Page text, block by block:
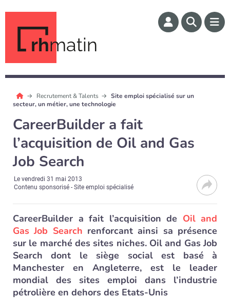
rhmatin
Recrutement & Talents
Site emploi spécialisé sur un
secteur, un métier, une technologie
CareerBuilder a fait
l’acquisition de Oil and Gas
Job Search
Levendredi 31 mai 2013
Contenu sponsorisé - Site emploi spécialisé
CareerBuilder a fait l’acquisition de Oil and
Gas Job Search renforcant ainsi sa présence
sur le marché des sites niches. Oil and Gas Job
Search dont le siège social est basé à
Manchester en Angleterre, est le leader
mondial des sites emploi dans l’industrie
pétrolière en dehors des Etats-Unis